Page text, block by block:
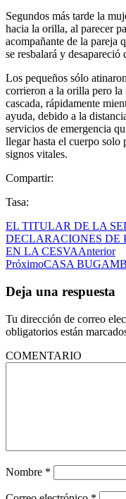
Segundos más tarde la
hacia la orilla, al parecer
acompañante de la pareja
se resbalará y desapareció
Los pequeños sólo
corrieron a la orilla pero
cascada, rápidamente
ayuda, debido a la
servicios de emergencia
llegar hasta el cuerpo solo
signos vitales.
Compartir:
Tasa:
EL TITULAR DE LA
DECLARACIONES DE
EN LA CESVAAnterior
PróximoCASA
Deja una respuesta
Tu dirección de correo
obligatorios están
COMENTARIO
Nombre *